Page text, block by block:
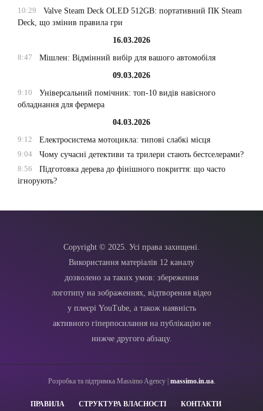
10:29
Valve Steam Deck OLED 512GB: портативний ПК Steam
Deck, що змінив правила гри
16.03.2026
8:47
Мішлен: Відмінний вибір для вашого автомобіля
09.03.2026
9:10
Універсальний помічник: топ-10 видів навісного
обладнання для фермера
04.03.2026
9:12
Електросистема мотоцикла: типові слабкі місця
9:04
Чому сучасні детективи та трилери стають бестселерами?
8:56
Підготовка дерева до фінішного покриття: що часто
ігнорують?
Copyright © 2025. Усі права захищені.
Використання матеріалів 12 каналу
дозволено за таких умов: збереження
логотипу на зображеннях, відтворення відео
у плеєрі YouTube, а також наявність
активного гіперпосилання на публікацію не
нижче другого абзацу.
Розробка та підтримка Massimo Agency | massimo.in.ua.
ПРАВИЛА СТРУКТУРА ВЛАСНОСТІ КОНТАКТИ